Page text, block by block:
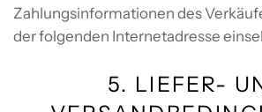
Zahlungsinformationen des
der folgenden Internetadresse
5. LIEFER-